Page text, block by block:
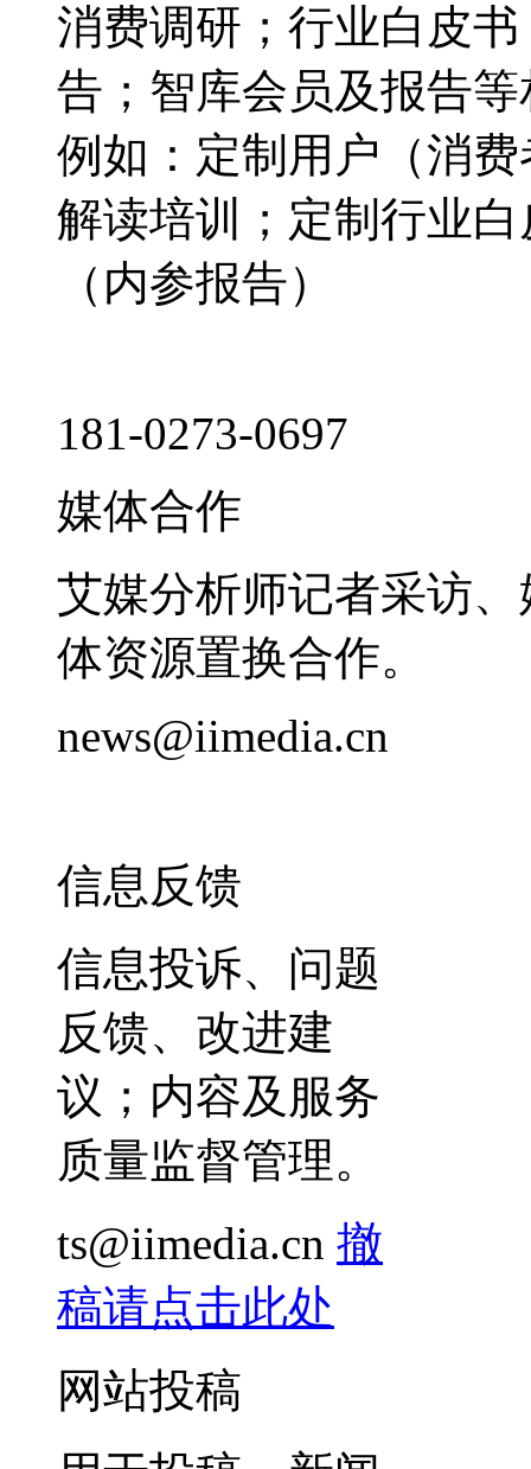
消费调研；行业白皮
告；智库会员及报告
例如：定制用户（消
解读培训；定制行业
（内参报告）
181-0273-0697
媒体合作
艾媒分析师记者采访
体资源置换合作。
news@iimedia.cn
信息反馈
信息投诉、问题
反馈、改进建
议；内容及服务
质量监督管理。
ts@iimedia.cn 撤
稿请点击此处
网站投稿